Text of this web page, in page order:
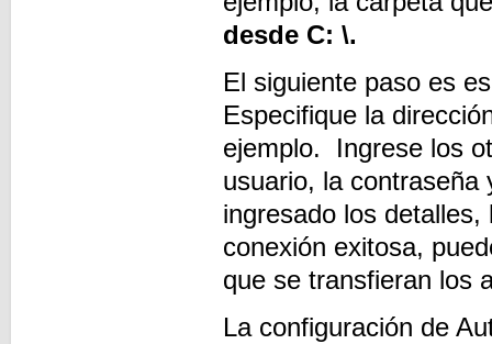
desde C: \.
El siguiente paso es
Especifique la
ejemplo. Ingrese los
usuario, la
ingresado los
conexión exitosa,
que se transfieran los
La configuración de